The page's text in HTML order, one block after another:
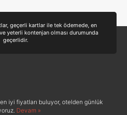
geçerli kartlar ile tek ödemede, en
yeterli kontenjan olması durumunda
geçerlidir.
iyi fiyatları buluyor, otelden günlük
Devam »